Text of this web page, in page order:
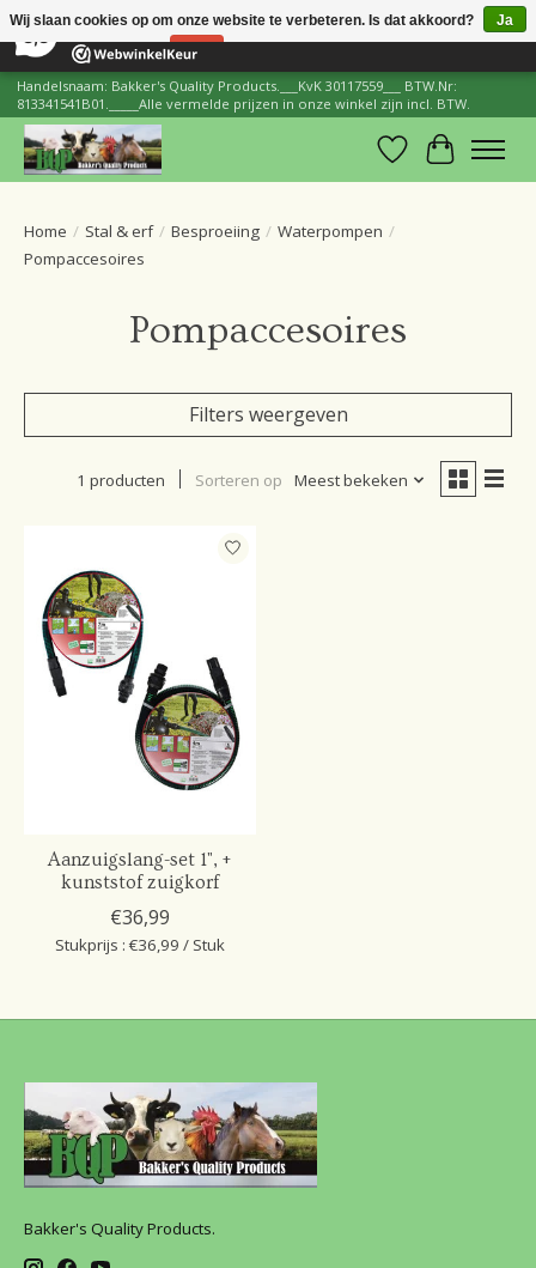
206 Reviews ×
Handelsnaam: Bakker's Quality Products.___KvK 30117559___ BTW.Nr:
813341541B01._____Alle vermelde prijzen in onze winkel zijn incl. BTW.
Verlanglijst
Home / Stal & erf / Besproeiing / Waterpompen /
Pompaccesoires
Pompaccesoires
Filters weergeven
1 producten Sorteren op Meest bekeken
Aanzuigslang-set 1", +
kunststof zuigkorf
€36,99
Stukprijs : €36,99 / Stuk
Bakker's Quality Products.
Wij slaan cookies op om onze website te verbeteren. Is dat akkoord?
Ja
Nee